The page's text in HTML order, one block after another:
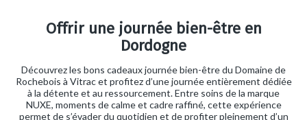
Offrir une journée bien-être en
Dordogne
Découvrez les bons cadeaux journée bien-être du Domaine de
Rochebois à Vitrac et profitez d’une journée entièrement dédiée
à la détente et au ressourcement. Entre soins de la marque
NUXE, moments de calme et cadre raffiné, cette expérience
permet de s’évader du quotidien et de profiter pleinement d’un